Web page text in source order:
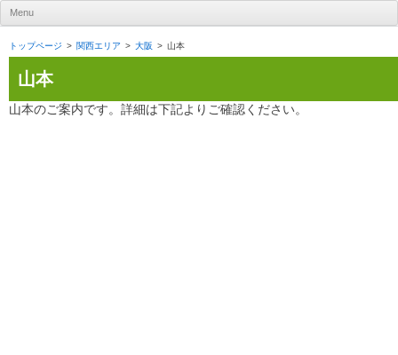
UR賃貸住宅ナビ
Menu
トップページ 関西エリア 大阪 山本
山本
山本のご案内です。詳細は下記よりご確認ください。